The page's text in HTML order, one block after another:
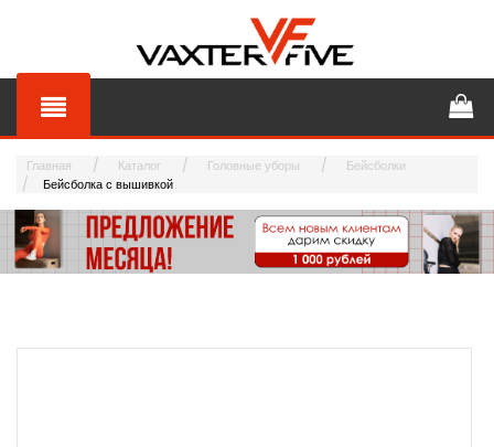
Главная Каталог Головные уборы
Бейсболки
Бейсболка с вышивкой